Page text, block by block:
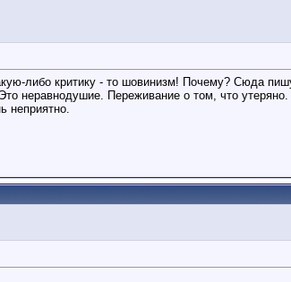
либо критику - то шовинизм! Почему? Сюда
неравнодушие. Переживание о том, что
неприятно.